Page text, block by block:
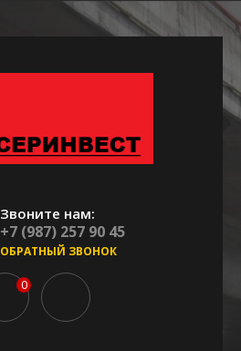
Звоните нам:
+7 (987) 257 90 45
ОБРАТНЫЙ ЗВОНОК
0